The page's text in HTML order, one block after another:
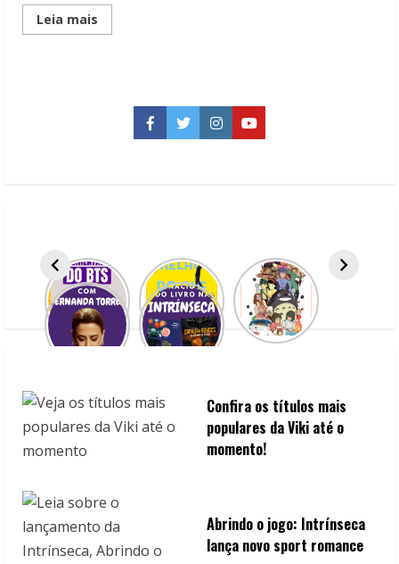
Leia mais
more
Mergulho
reflexivo
Facebook
TwitterInstagramYouTube
Confira os títulos mais
populares da Viki até o
momento!
Abrindo o jogo: Intrínseca
lança novo sport romance